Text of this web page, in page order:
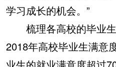
学习成长的机会。”
梳理各高校的毕业生
2018年高校毕业生满意